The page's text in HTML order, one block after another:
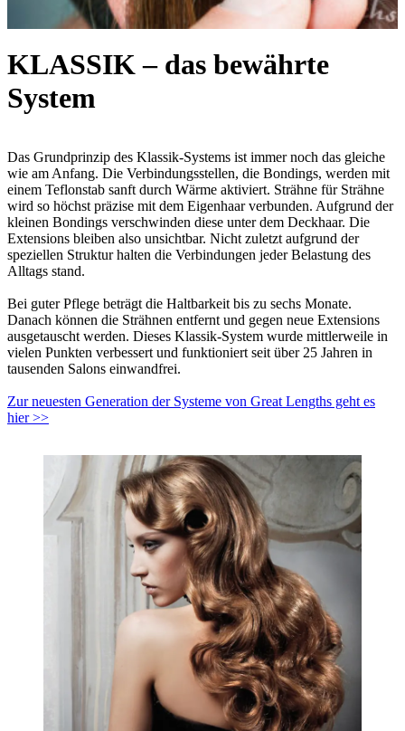
KLASSIK – das bewährte
System
Das Grundprinzip des Klassik-Systems ist immer noch das gleiche
wie am Anfang. Die Verbindungsstellen, die Bondings, werden mit
einem Teflonstab sanft durch Wärme aktiviert. Strähne für Strähne
wird so höchst präzise mit dem Eigenhaar verbunden. Aufgrund der
kleinen Bondings verschwinden diese unter dem Deckhaar. Die
Extensions bleiben also unsichtbar. Nicht zuletzt aufgrund der
speziellen Struktur halten die Verbindungen jeder Belastung des
Alltags stand.
Bei guter Pflege beträgt die Haltbarkeit bis zu sechs Monate.
Danach können die Strähnen entfernt und gegen neue Extensions
ausgetauscht werden. Dieses Klassik-System wurde mittlerweile in
vielen Punkten verbessert und funktioniert seit über 25 Jahren in
tausenden Salons einwandfrei.
Zur neuesten Generation der Systeme von Great Lengths geht es
hier >>